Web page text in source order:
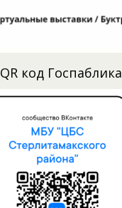
QR код Госпаблика